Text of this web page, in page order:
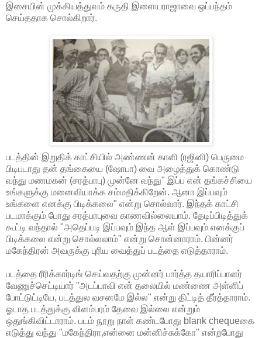
இசையின் முக்கியத்துவம் கருதி இளையராஜாவை ஒப்பந்தம்
செய்ததாக சொல்கிறார்.
படத்தின் இறுதிக் காட்சியில் அண்ணன் காளி (ரஜினி) பெருமை
பிடிபடாது தன் தங்கையை (ஷோபா) வை அழைத்துக் கொண்டு
வந்து மணமகன் (சரத்பாபு) முன்னே வந்து" இப்ப என் தங்கச்சியை
உங்களுக்கு மனைவியாக்க சம்மதிக்கிறேன். ஆனா இப்பவும்
உங்களை எனக்கு பிடிக்கலை" என்று சொல்வார். இந்தக் காட்சி
படமாக்கும் போது சரத்பாபுவை காணவில்லையாம். தேடிப்பிடித்துக்
கூட்டி வந்தால் "அதெப்படி இப்பவும் இந்த ஆள் இப்பவும் எனக்குப்
பிடிக்கலை என்று சொல்லலாம்" என்று சொன்னாராம். பின்னர்
மகேந்திரன் அவருக்கு புரிய வைத்துப் படத்தை எடுத்தாராம்.
படத்தை ரீரிக்கார்டிங் செய்வதற்கு முன்னர் பார்த்த தயாரிப்பாளர்
வேணுச்செட்டியார் "அடப்பாவி என் தலையில் மண்ணை அள்ளிப்
போட்டுட்டியே, படத்துல வசனமே இல்ல" என்று திட்டித் தீர்த்தாராம்.
ஓடாத படத்துக்கு விளம்பரம் தேவை இல்லை என்றும்
ஒதுங்கிவிட்டாராம். படம் நூறு நாள் கண்டபோது blank chequeகை
எடுத்து வந்து "மகேந்திரா,என்னை மன்னிச்சுக்கோ" என்றபோது